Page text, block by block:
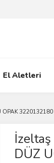
El Aletleri
OPAK 3220132180
DÜZ